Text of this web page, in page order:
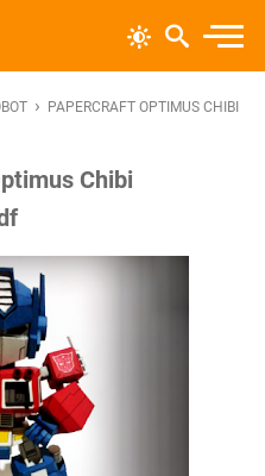
›
PAPERCRAFT OPTIMUS CHIBI
Chibi